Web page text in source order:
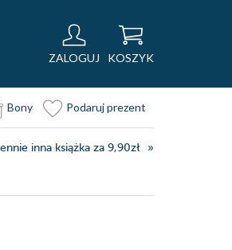
ZALOGUJ KOSZYK
Bony Podaruj prezent
inna książka za 9,90zł